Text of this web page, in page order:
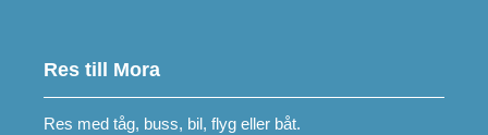
Res till Mora
Res med tåg, buss, bil, flyg eller båt.